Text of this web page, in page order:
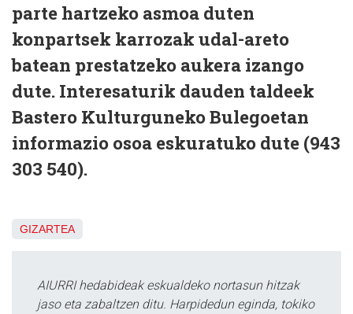
parte hartzeko asmoa duten
konpartsek karrozak udal-areto
batean prestatzeko aukera izango
dute. Interesaturik dauden taldeek
Bastero Kulturguneko Bulegoetan
informazio osoa eskuratuko dute (943
303 540).
GIZARTEA
AIURRI hedabideak eskualdeko nortasun hitzak
jaso eta zabaltzen ditu. Harpidedun eginda, tokiko